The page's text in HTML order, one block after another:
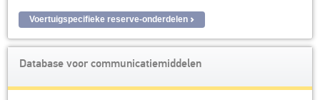
Voertuigspecifieke reserve-onderdelen
Database voor communicatiemiddelen